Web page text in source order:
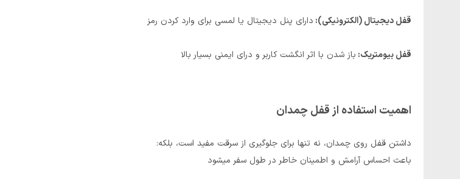
قفل دیجیتال (الکترونیکی): دارای پنل دیجیتال یا لمسی برای وارد کردن رمز
قفل بیومتریک: باز شدن با اثر انگشت کاربر و درای ایمنی بسیار بالا
اهمیت استفاده از قفل چمدان
داشتن قفل روی چمدان، نه ‌تنها برای جلوگیری از سرقت مفید است، بلکه:
باعث احساس آرامش و اطمینان خاطر در طول سفر میشود